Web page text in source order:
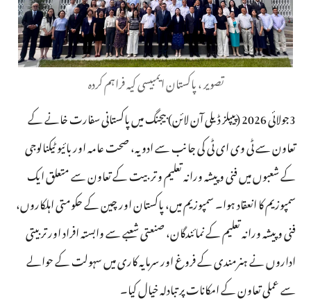
تصویر ، پاکستان ایمبیسی کیہ فراہم کردہ
3جولائی 2026 (پیپلز ڈیلی آن لائن) بیجنگ میں پاکستانی سفارت خانے کے
تعاون سے ٹی وی ای ٹی کی جانب سے ادویہ، صحت عامہ اور بائیو ٹیکنالوجی
کے شعبوں میں فنی و پیشہ ورانہ تعلیم و تربیت کے تعاون سے متعلق ایک
سمپوزیم کا انعقاد ہوا۔ سمپوزیم میں، پاکستان اور چین کے حکومتی اہلکاروں،
فنی و پیشہ ورانہ تعلیم کے نمائندگان، صنعتی شعبے سے وابستہ افراد اور تربیتی
اداروں نے ہنرمندی کے فروغ اور سرمایہ کاری میں سہولت کے حوالے
سے عملی تعاون کے امکانات پر تبادلہ خیال کیا۔